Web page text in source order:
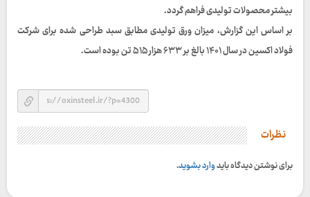
بیشتر محصولات تولیدی فراهم گردد.
بر اساس این گزارش، میزان ورق تولیدی مطابق سبد طراحی شده برای شرکت
فولاد اکسین در سال ۱۴۰۱ بالغ بر ۶۳۳ هزار ۵۱۵ تن بوده است.
نظرات
برای نوشتن دیدگاه بایدوارد بشوید.